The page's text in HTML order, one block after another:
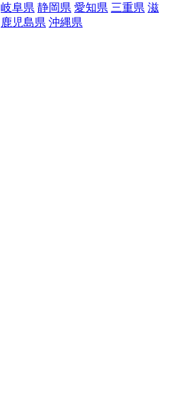
岐阜県 静岡県 愛知県 三重県 滋
鹿児島県 沖縄県